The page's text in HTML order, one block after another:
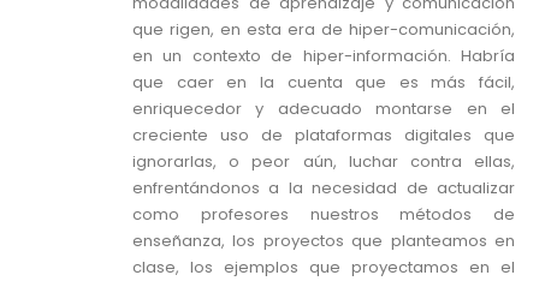
que rigen, en esta era de hiper-comunicación,
en un contexto de hiper-información. Habría
que caer en la cuenta que es más fácil,
enriquecedor y adecuado montarse en el
creciente uso de plataformas digitales que
ignorarlas, o peor aún, luchar contra ellas,
enfrentándonos a la necesidad de actualizar
como profesores nuestros métodos de
enseñanza, los proyectos que planteamos en
clase, los ejemplos que proyectamos en el